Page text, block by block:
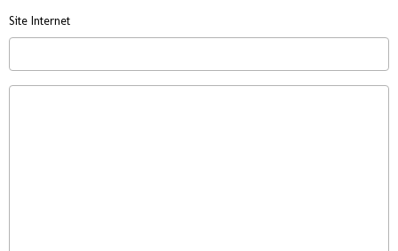
Site Internet